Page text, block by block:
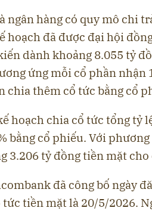
ngân hàng có quy mô chi
hoạch đã được đại hội
dành khoảng 8.055 tỷ
ứng mỗi cổ phần nhận
chia thêm cổ tức bằng cổ
hoạch chia cổ tức tổng tỷ
bằng cổ phiếu. Với
3.206 tỷ đồng tiền mặt cho
đã công bố ngày
tức tiền mặt là 20/5/2026.